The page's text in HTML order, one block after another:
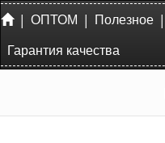
| ОПТОМ | Полезное |
Гарантия качества